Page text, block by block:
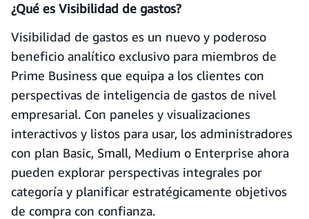
¿Qué es Visibilidad de gastos?
Visibilidad de gastos es un nuevo y poderoso
beneficio analítico exclusivo para miembros de
Prime Business que equipa a los clientes con
perspectivas de inteligencia de gastos de nivel
empresarial. Con paneles y visualizaciones
interactivos y listos para usar, los administradores
con plan Basic, Small, Medium o Enterprise ahora
pueden explorar perspectivas integrales por
categoría y planificar estratégicamente objetivos
de compra con confianza.